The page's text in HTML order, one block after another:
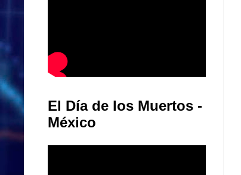
El Día de los Muertos -
México